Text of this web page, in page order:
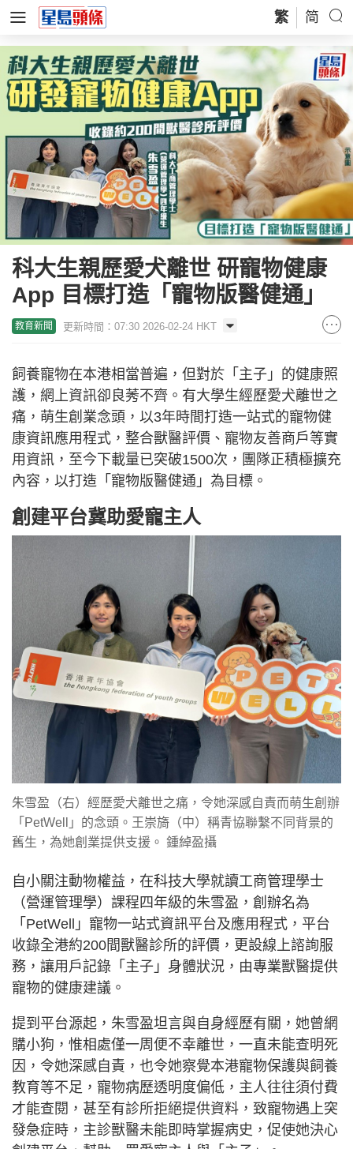
繁 简
科大生親歷愛犬離世 研寵物健康
App 目標打造「寵物版醫健通」
教育新聞 更新時間：07:30 2026-02-24 HKT
飼養寵物在本港相當普遍，但對於「主子」的健康照
護，網上資訊卻良莠不齊。有大學生經歷愛犬離世之
痛，萌生創業念頭，以3年時間打造一站式的寵物健
康資訊應用程式，整合獸醫評價、寵物友善商戶等實
用資訊，至今下載量已突破1500次，團隊正積極擴充
內容，以打造「寵物版醫健通」為目標。
創建平台冀助愛寵主人
朱雪盈（右）經歷愛犬離世之痛，令她深感自責而萌生創辦
「PetWell」的念頭。王崇旖（中）稱青協聯繫不同背景的
舊生，為她創業提供支援。 鍾綽盈攝
自小關注動物權益，在科技大學就讀工商管理學士
（營運管理學）課程四年級的朱雪盈，創辦名為
「PetWell」寵物一站式資訊平台及應用程式，平台
收錄全港約200間獸醫診所的評價，更設線上諮詢服
務，讓用戶記錄「主子」身體狀況，由專業獸醫提供
寵物的健康建議。
提到平台源起，朱雪盈坦言與自身經歷有關，她曾網
購小狗，惟相處僅一周便不幸離世，一直未能查明死
因，令她深感自責，也令她察覺本港寵物保護與飼養
教育等不足，寵物病歷透明度偏低，主人往往須付費
才能查閱，甚至有診所拒絕提供資料，致寵物遇上突
發急症時，主診獸醫未能即時掌握病史，促使她決心